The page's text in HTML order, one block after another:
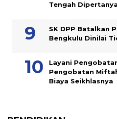
Tengah
SK DPP Batalkan
Bengkulu Dinilai
Layani
Pengobatan
Biaya Seikhlasnya